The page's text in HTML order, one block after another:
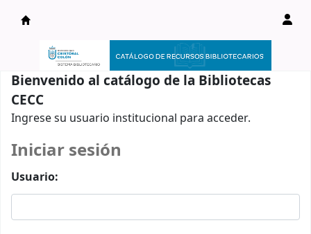
Catálogo en línea
Bienvenido al catálogo de la Bibliotecas
CECC
Ingrese su usuario institucional para acceder.
Iniciar sesión
Usuario: